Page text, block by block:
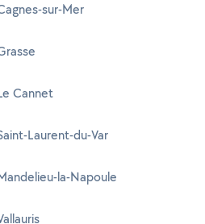
sur-Mer
Cannet
Laurent-du-Var
la-Napoule